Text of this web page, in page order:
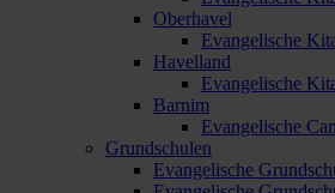
Oberhavel
Evangelische
Havelland
Evangelische
Barnim
Evangelische
Grundschulen
Evangelische